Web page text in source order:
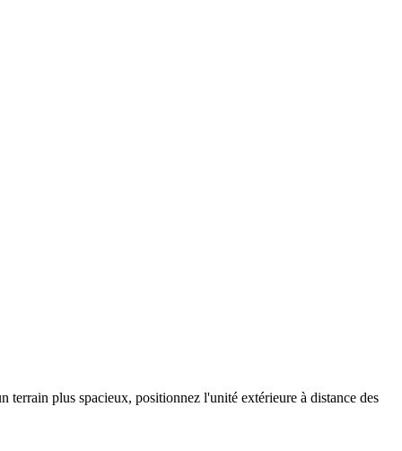
terrain plus spacieux, positionnez l'unité extérieure à distance des